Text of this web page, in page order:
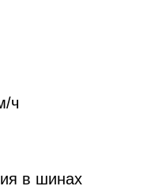
ч
в шинах